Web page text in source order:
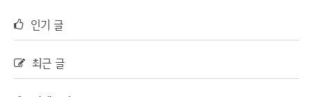
인기 글
최근 글